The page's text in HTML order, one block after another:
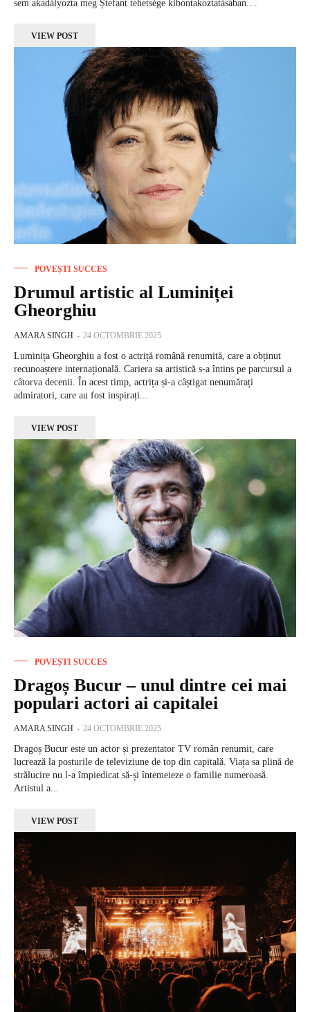
sem akadályozta meg Ștefant tehetsége kibontakoztatásában....
VIEW POST
POVEȘTI SUCCES
Drumul artistic al Luminiței
Gheorghiu
AMARA SINGH - 24 OCTOMBRIE 2025
Luminița Gheorghiu a fost o actriță română renumită, care a obținut
recunoaștere internațională. Cariera sa artistică s-a întins pe parcursul a
câtorva decenii. În acest timp, actrița și-a câștigat nenumărați
admiratori, care au fost inspirați...
VIEW POST
POVEȘTI SUCCES
Dragoș Bucur – unul dintre cei mai
populari actori ai capitalei
AMARA SINGH - 24 OCTOMBRIE 2025
Dragoș Bucur este un actor și prezentator TV român renumit, care
lucrează la posturile de televiziune de top din capitală. Viața sa plină de
strălucire nu l-a împiedicat să-și întemeieze o familie numeroasă.
Artistul a...
VIEW POST